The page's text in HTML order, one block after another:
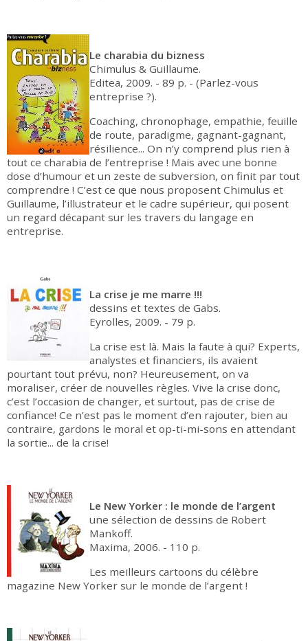
Le charabia du bizness
Chimulus & Guillaume.
Editea, 2009. - 89 p. - (Parlez-vous
entreprise ?).
Coaching, chronophage, empathie, feuille
de route, paradigme, gagnant-gagnant,
résilience... On n’y comprend plus rien à
tout ce charabia de l’entreprise ! Mais avec une bonne
dose d’humour et un zeste de subversion, on finit par tout
comprendre ! C’est ce que nous proposent Chimulus et
Guillaume, l’illustrateur et le cadre supérieur, qui posent
un regard décapant sur les travers du langage en
entreprise.
La crise je me marre !!!
dessins et textes de Gabs.
Eyrolles, 2009. - 79 p.
La crise est là. Mais la faute à qui? Experts,
analystes et financiers, ils avaient
pourtant tout prévu, non? Heureusement, on va
moraliser, créer de nouvelles règles. Vive la crise donc,
c’est l’occasion de changer, et surtout, pas de crise de
confiance! Ce n’est pas le moment d’en rajouter, bien au
contraire, gardons le moral et op-ti-mi-sons en attendant
la sortie... de la crise!
Le New Yorker : le monde de l’argent
une sélection de dessins de Robert
Mankoff.
Maxima, 2006. - 110 p.
Les meilleurs cartoons du célèbre
magazine New Yorker sur le monde de l’argent !